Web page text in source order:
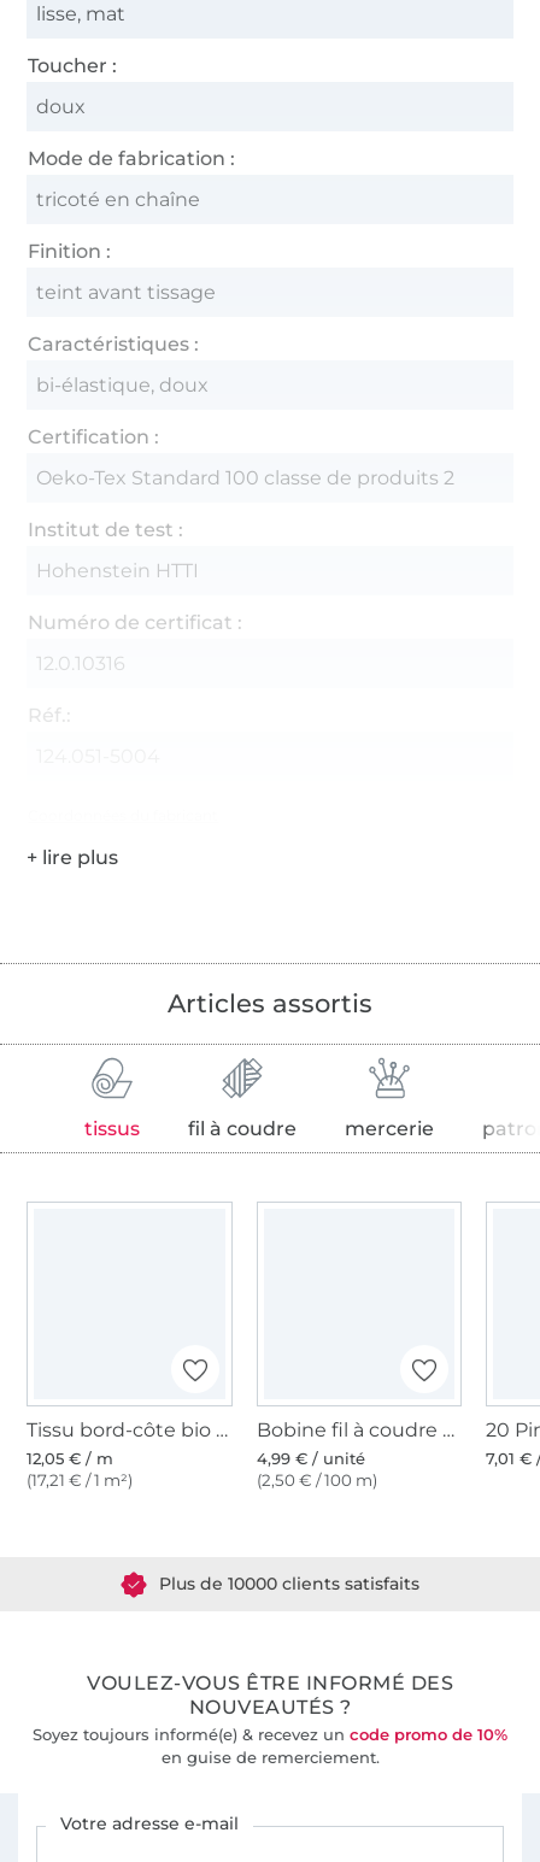
lisse, mat
Toucher :
doux
Mode de fabrication :
tricoté en chaîne
Finition :
teint avant tissage
Caractéristiques :
bi-élastique, doux
Certification :
Oeko-Tex Standard 100 classe de produits 2
Institut de test :
Hohenstein HTTI
Numéro de certificat :
12.0.10316
Réf.:
Articles assortis
tissus fil à coudre mercerie
Tissu bord-côte bio jersey tubulaire lisse, blanc cassé
12,05 € / m
(17,21 € / 1 m²)
Bobine fil à coudre Gütermann 200m polyester, (001) blanc cassé
4,99 € / unité
(2,50 € / 100 m)
7,01 €
Plus de 10000 clients satisfaits
VOULEZ-VOUS ÊTRE INFORMÉ DES
NOUVEAUTÉS ?
Soyez toujours informé(e) & recevez un code promo de 10%
en guise de remerciement.
Votre adresse e-mail